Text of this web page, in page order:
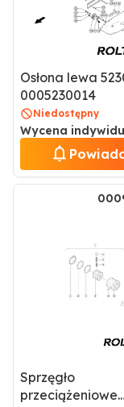
Osłona lewa
0005230014
Niedostępny
Wycena
Sprzęgło
przeciążeniowe.